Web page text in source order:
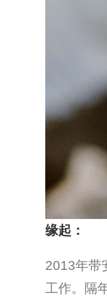
缘起：
2013年带
工作。隔